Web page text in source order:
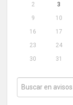
2
3
9
10
16
17
23
24
30
31